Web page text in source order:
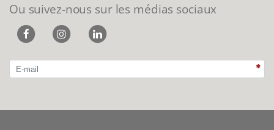
Ou suivez-nous sur les médias sociaux